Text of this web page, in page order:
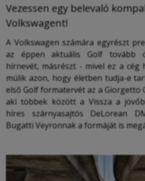
Vezessen egy belevaló
Volkswagent!
A Volkswagen számára egyrészt
az éppen aktuális Golf tovább
hírnevét, másrészt - mivel ez a cég
múlik azon, hogy életben tudja-e
első Golf formatervét az a Giorgetto
aki többek között a Vissza a
híres szárnyasajtós DeLorean
Bugatti Veyronnak a formáját is